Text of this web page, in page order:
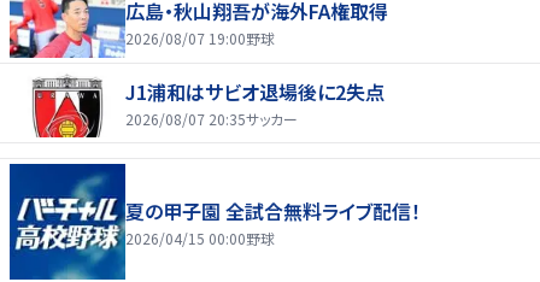
広島・秋山翔吾が海外FA権取得
2026/08/07 19:00野球
J1浦和はサビオ退場後に2失点
2026/08/07 20:35サッカー
夏の甲子園 全試合無料ライブ配信！
2026/04/15 00:00野球